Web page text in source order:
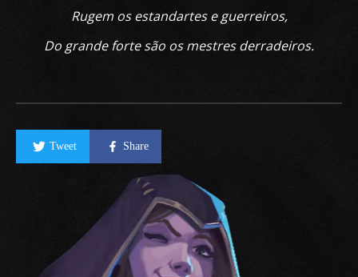
Rugem os estandartes e guerreiros,
Do grande forte são os mestres derradeiros.
Tweet Share